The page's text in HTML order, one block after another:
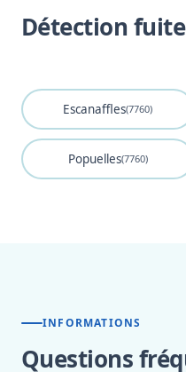
Détection
Escanaffles(7760)
Popuelles(7760)
INFORMATIONS
Questions